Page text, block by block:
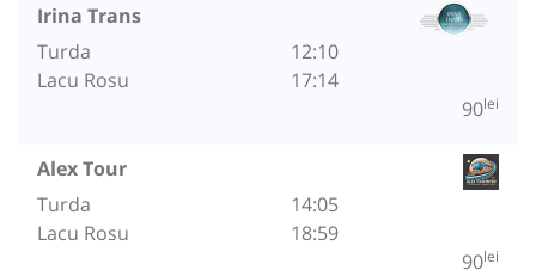
Irina Trans
Turda
Lacu Rosu
12:10
17:14
90lei
Alex Tour
Turda
Lacu Rosu
14:05
18:59
90lei